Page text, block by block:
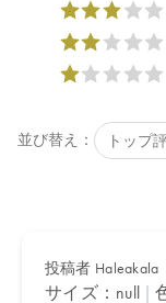
【原産国】
店舗でお問い合わせ
4571649061753
※店舗での取り扱い